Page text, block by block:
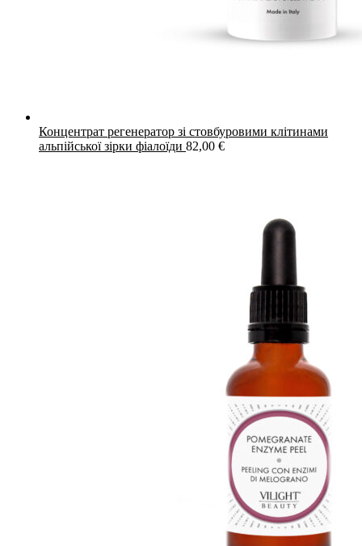
Концентрат регенератор зі стовбуровими клітинами
альпійської зірки фіалоїди 82,00 €